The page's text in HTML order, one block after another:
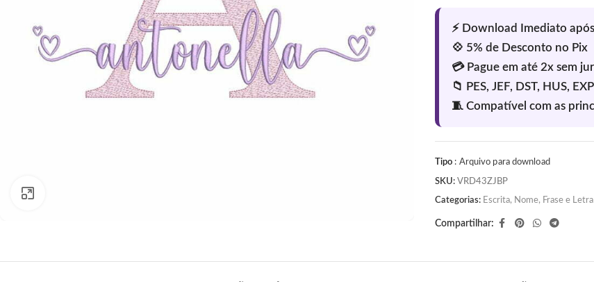
Tipo : Arquivo para download
SKU: VRD43ZJBP
Categorias: Escrita, Nome, Frase e Letra
Compartilhar: